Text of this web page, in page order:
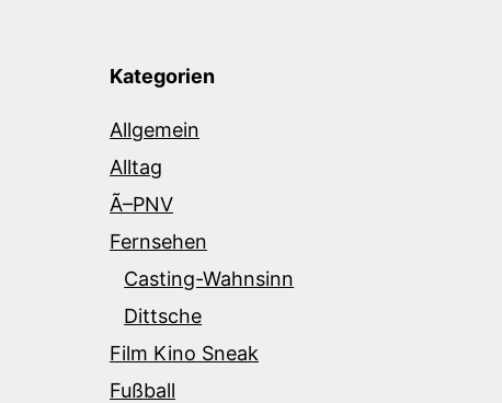
Kategorien
Allgemein
Alltag
Ã–PNV
Fernsehen
Casting-Wahnsinn
Dittsche
Film Kino Sneak
Fußball